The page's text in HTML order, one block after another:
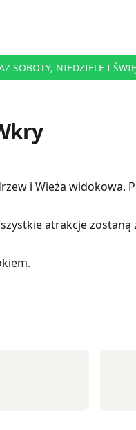
SOBOTY, NIEDZIELE I
i Wieża widokowa.
atrakcje zostaną